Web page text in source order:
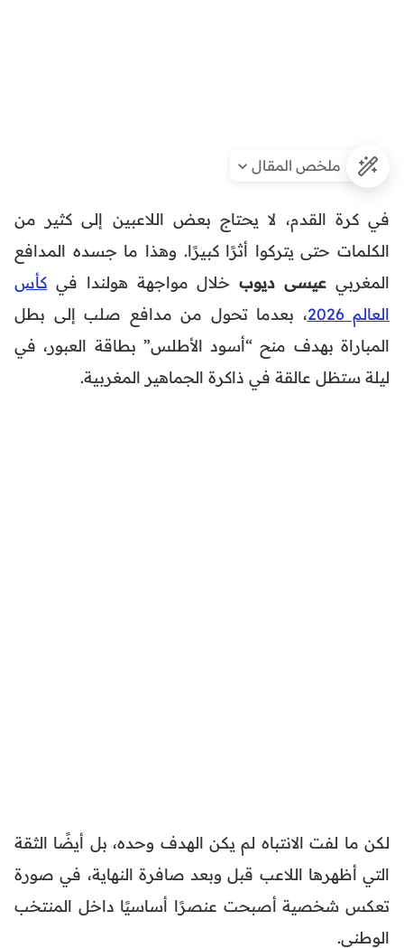
ملخص المقال
في كرة القدم، لا يحتاج بعض اللاعبين إلى كثير من
الكلمات حتى يتركوا أثرًا كبيرًا. وهذا ما جسده المدافع
المغربي عيسى ديوبخلال مواجهة هولندا في كأس
العالم 2026
، بعدما تحول من مدافع صلب إلى بطل
المباراة بهدف منح “أسود الأطلس” بطاقة العبور، في
ليلة ستظل عالقة في ذاكرة الجماهير المغربية.
لكن ما لفت الانتباه لم يكن الهدف وحده، بل أيضًا الثقة
التي أظهرها اللاعب قبل وبعد صافرة النهاية، في صورة
تعكس شخصية أصبحت عنصرًا أساسيًا داخل المنتخب
الوطني.